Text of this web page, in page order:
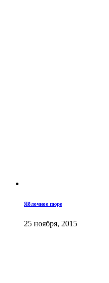
Яблочное пюре
25 ноября, 2015